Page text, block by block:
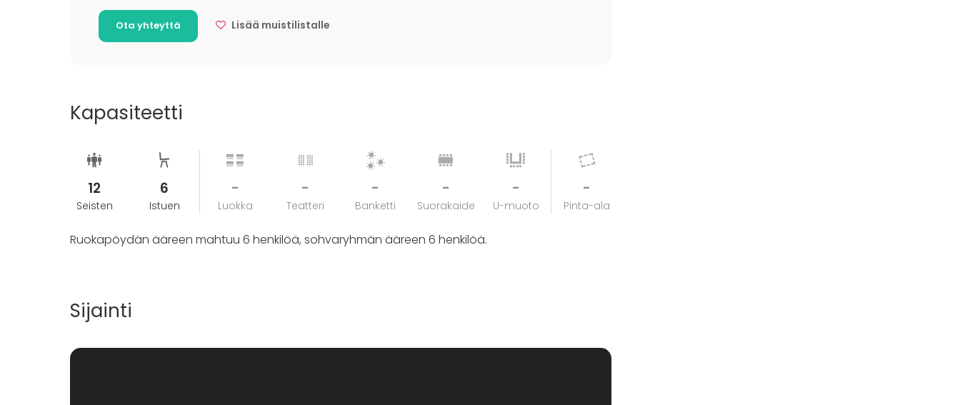
Ota yhteyttä Lisää muistilistalle
Kapasiteetti
12
Seisten
6
Istuen
-
Luokka
-
Teatteri
-
Banketti
-
Suorakaide
-
U-muoto
-
Pinta-ala
Ruokapöydän ääreen mahtuu 6 henkilöä, sohvaryhmän ääreen 6 henkilöä.
Sijainti